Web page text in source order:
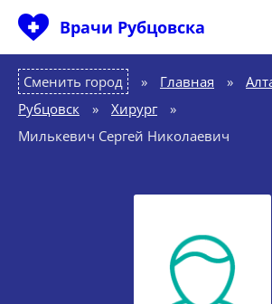
Врачи Рубцовска
Сменить город Главная »
Рубцовск
» Хирург
»
Милькевич Сергей Николаевич